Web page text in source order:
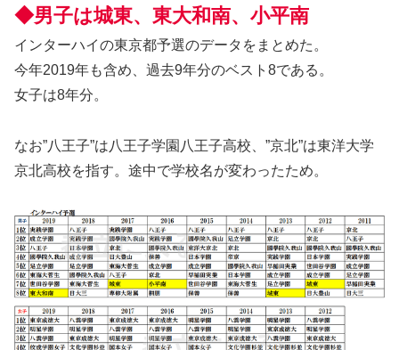
◆男子は城東、東大和南、小平南
インターハイの東京都予選のデータをまとめた。
今年2019年も含め、過去9年分のベスト8である。
女子は8年分。
なお”八王子”は八王子学園八王子高校、”京北”は東洋大学
京北高校を指す。途中で学校名が変わったため。